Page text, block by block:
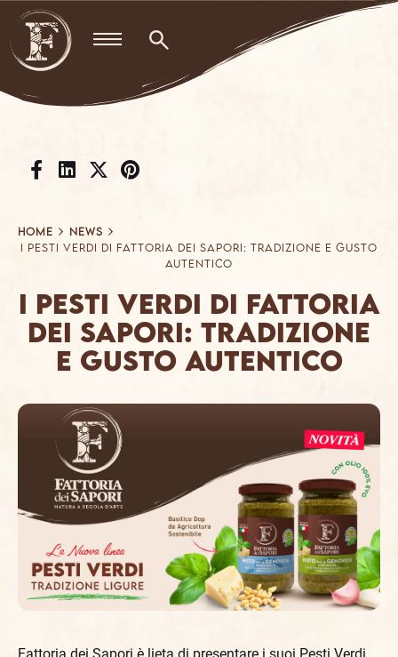
Skip
content
Home
News
I Pesti Verdi di Fattoria dei Sapori: Tradizione e Gusto
Autentico
I Pesti Verdi di Fattoria
dei Sapori: Tradizione
e Gusto Autentico